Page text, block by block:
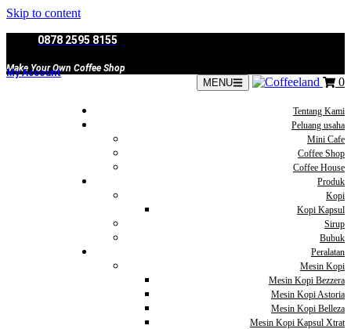
Skip to content
0878 2595 8155
Make Your Own Coffee Shop
My Account
MENU 0
Tentang Kami
Peluang usaha
Mini Cafe
Coffee Shop
Coffee House
Produk
Kopi
Kopi Kapsul
Sirup
Bubuk
Peralatan
Mesin Kopi
Mesin Kopi Bezzera
Mesin Kopi Astoria
Mesin Kopi Belleza
Mesin Kopi Kapsul Xtrat